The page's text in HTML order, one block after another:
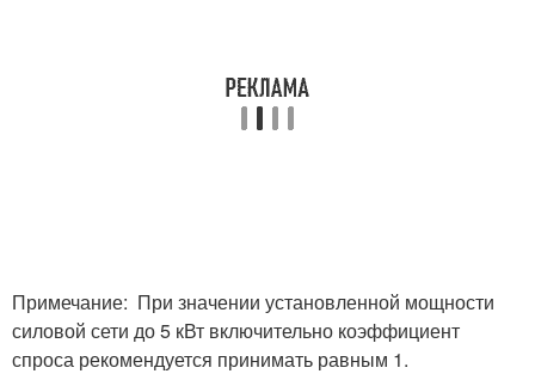
Примечание: При значении установленной мощности
силовой сети до 5 кВт включительно коэффициент
спроса рекомендуется принимать равным 1.